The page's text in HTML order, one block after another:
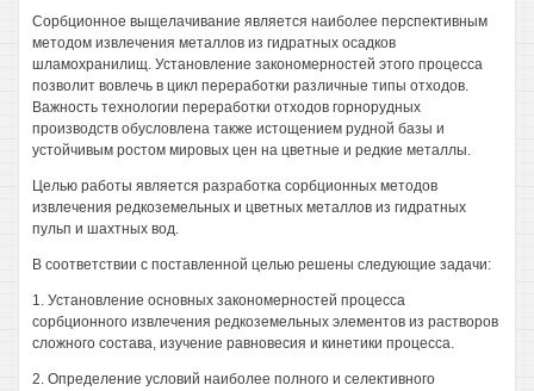
Сорбционное выщелачивание является наиболее перспективным
методом извлечения металлов из гидратных осадков
шламохранилищ. Установление закономерностей этого процесса
позволит вовлечь в цикл переработки различные типы отходов.
Важность технологии переработки отходов горнорудных
производств обусловлена также истощением рудной базы и
устойчивым ростом мировых цен на цветные и редкие металлы.
Целью работы является разработка сорбционных методов
извлечения редкоземельных и цветных металлов из гидратных
пульп и шахтных вод.
В соответствии с поставленной целью решены следующие задачи:
1. Установление основных закономерностей процесса
сорбционного извлечения редкоземельных элементов из растворов
сложного состава, изучение равновесия и кинетики процесса.
2. Определение условий наиболее полного и селективного